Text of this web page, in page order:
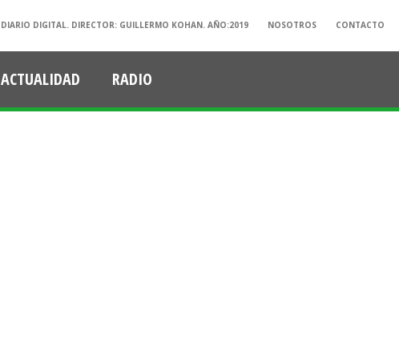
DIARIO DIGITAL. DIRECTOR: GUILLERMO KOHAN. AÑO:2019 NOSOTROS CONTACTO
ACTUALIDAD RADIO